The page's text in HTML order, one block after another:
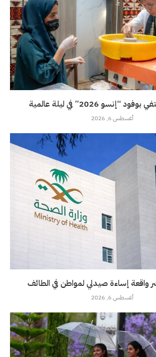
2026” في ليلة عالمية
أغسطس 6, 2026
واقعة إساءة صيدلي لمواطن في الطائف
أغسطس 6, 2026